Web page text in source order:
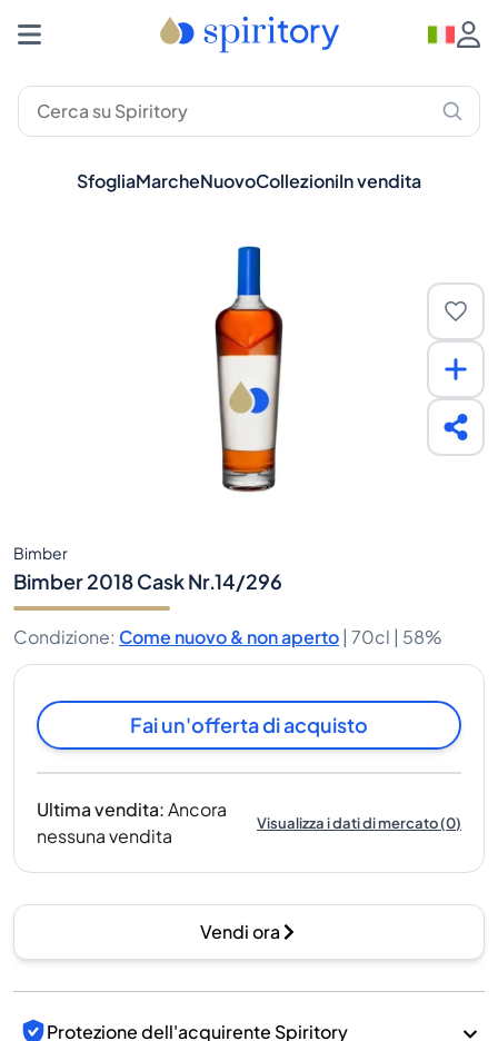
SfogliaMarcheNuovoCollezioniIn vendita
Bimber
Bimber 2018 Cask Nr.14/296
Condizione: Come nuovo & non aperto | 70cl | 58%
Fai un'offerta di acquisto
Ultima vendita:Ancora
nessuna vendita
Visualizza i dati di mercato(0)
Vendi ora
Protezione dell'acquirente Spiritory